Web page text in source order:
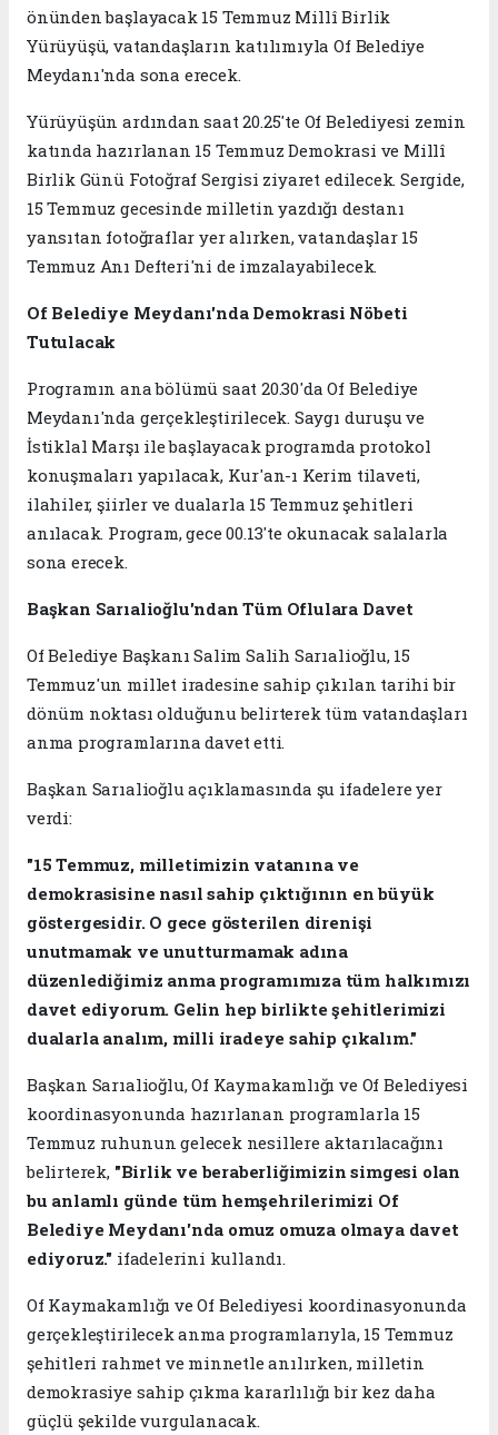
önünden başlayacak 15 Temmuz Millî Birlik
Yürüyüşü, vatandaşların katılımıyla Of Belediye
Meydanı'nda sona erecek.
Yürüyüşün ardından saat 20.25'te Of Belediyesi zemin
katında hazırlanan 15 Temmuz Demokrasi ve Millî
Birlik Günü Fotoğraf Sergisi ziyaret edilecek. Sergide,
15 Temmuz gecesinde milletin yazdığı destanı
yansıtan fotoğraflar yer alırken, vatandaşlar 15
Temmuz Anı Defteri'ni de imzalayabilecek.
Of Belediye Meydanı'nda Demokrasi Nöbeti
Tutulacak
Programın ana bölümü saat 20.30'da Of Belediye
Meydanı'nda gerçekleştirilecek. Saygı duruşu ve
İstiklal Marşı ile başlayacak programda protokol
konuşmaları yapılacak, Kur'an-ı Kerim tilaveti,
ilahiler, şiirler ve dualarla 15 Temmuz şehitleri
anılacak. Program, gece 00.13'te okunacak salalarla
sona erecek.
Başkan Sarıalioğlu'ndan Tüm Oflulara Davet
Of Belediye Başkanı Salim Salih Sarıalioğlu, 15
Temmuz'un millet iradesine sahip çıkılan tarihi bir
dönüm noktası olduğunu belirterek tüm vatandaşları
anma programlarına davet etti.
Başkan Sarıalioğlu açıklamasında şu ifadelere yer
verdi:
"15 Temmuz, milletimizin vatanına ve
demokrasisine nasıl sahip çıktığının en büyük
göstergesidir. O gece gösterilen direnişi
unutmamak ve unutturmamak adına
düzenlediğimiz anma programımıza tüm halkımızı
davet ediyorum. Gelin hep birlikte şehitlerimizi
dualarla analım, milli iradeye sahip çıkalım."
Başkan Sarıalioğlu, Of Kaymakamlığı ve Of Belediyesi
koordinasyonunda hazırlanan programlarla 15
Temmuz ruhunun gelecek nesillere aktarılacağını
belirterek, "Birlik ve beraberliğimizin simgesi olan
bu anlamlı günde tüm hemşehrilerimizi Of
Belediye Meydanı'nda omuz omuza olmaya davet
ediyoruz." ifadelerini kullandı.
Of Kaymakamlığı ve Of Belediyesi koordinasyonunda
gerçekleştirilecek anma programlarıyla, 15 Temmuz
şehitleri rahmet ve minnetle anılırken, milletin
demokrasiye sahip çıkma kararlılığı bir kez daha
güçlü şekilde vurgulanacak.